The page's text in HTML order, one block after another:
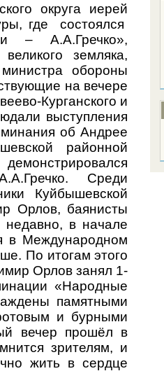
округа иерей
где состоялся
– А.А.Гречко»,
земляка,
обороны
на вечере
Курганского и
выступления
об Андрее
районной
Среди
Куйбышевской
Орлов, баянисты
в начале
в Международном
По итогам этого
Орлов занял 1-
«Народные
памятными
и бурными
вечер прошёл в
зрителям, и
жить в сердце